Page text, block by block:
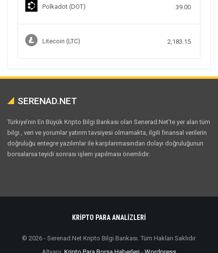
Polkadot (DOT) 39.00
Litecoin (LTC) 2,183.15
SERENAD.NET
Türkiye’nin En Büyük Kripto Bilgi Bankası olan Senerad.Net’te yer alan tüm
bilgi , veri ve yorumlar yatırım tavsiyesi olmamakta, ilgili finansal verilerin
doğruluğu entegre yazılımlar ile karşılanmasından dolayı doğruluğunun
borsalarsa teyidi sonrası işlem yapılması önemlidir.
KRİPTO PARA ANALİZLERİ
© 2026 - Serenad.Net Kripto Bilgi Bankası. Tüm Hakları Saklıdır.